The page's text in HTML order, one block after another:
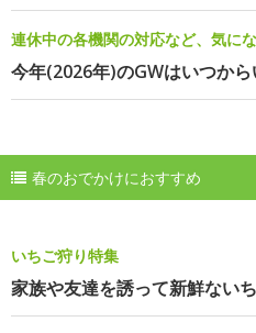
連休中の各機関の対応など、気に
今年(2026年)のGWはいつから
春のおでかけにおすすめ
いちご狩り特集
家族や友達を誘って新鮮ない